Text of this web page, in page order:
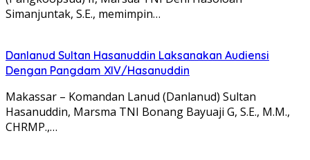
Simanjuntak, S.E., memimpin…
Danlanud Sultan Hasanuddin Laksanakan Audiensi
Dengan Pangdam XIV/Hasanuddin
Makassar – Komandan Lanud (Danlanud) Sultan
Hasanuddin, Marsma TNI Bonang Bayuaji G, S.E., M.M.,
CHRMP.,…